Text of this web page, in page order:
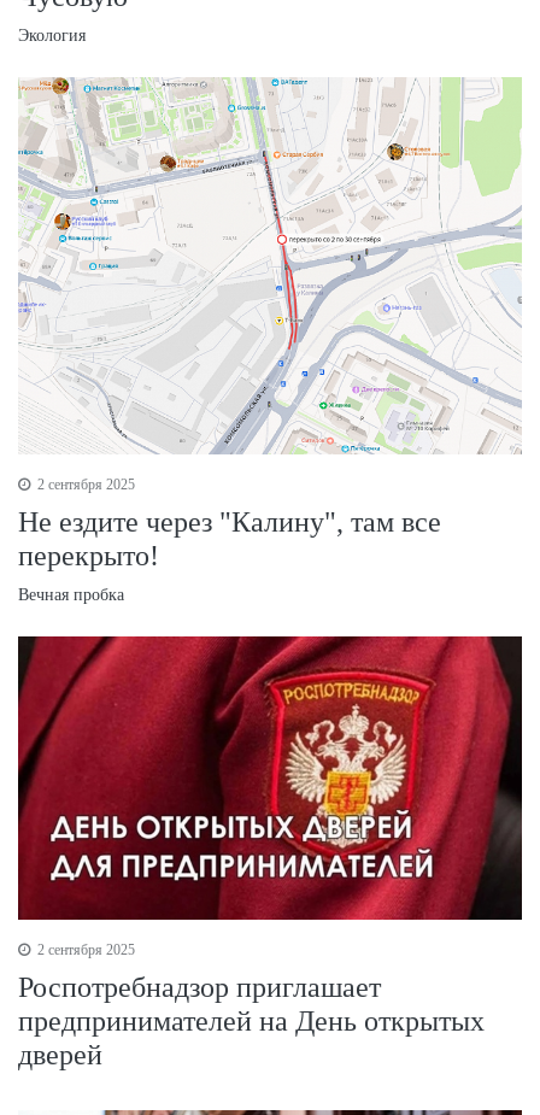
Экология
2 сентября 2025
Не ездите через "Калину", там все
перекрыто!
Вечная пробка
2 сентября 2025
Роспотребнадзор приглашает
предпринимателей на День открытых
дверей